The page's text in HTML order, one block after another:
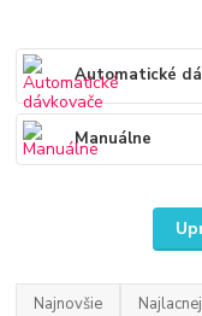
Automatické
Manuálne
Najnovšie